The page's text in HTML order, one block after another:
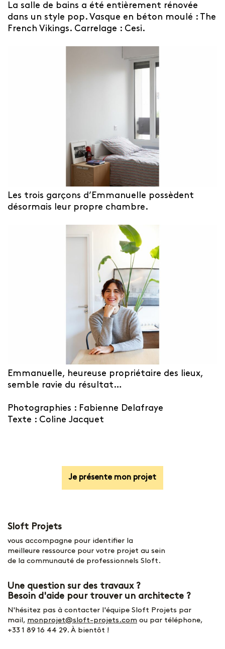
La salle de bains a été entièrement rénovée
dans un style pop. Vasque en béton moulé : The
French Vikings. Carrelage : Cesi.
Les trois garçons d’Emmanuelle possèdent
désormais leur propre chambre.
Emmanuelle, heureuse propriétaire des lieux,
semble ravie du résultat…
Photographies : Fabienne Delafraye
Texte : Coline Jacquet
Je présente mon projet
Sloft Projets
vous accompagne pour identifier la
meilleure ressource pour votre projet au sein
de la communauté de professionnels Sloft.
Une question sur des travaux ?
Besoin d'aide pour trouver un architecte ?
N'hésitez pas à contacter l'équipe Sloft Projets par
mail, monprojet@sloft-projets.com ou par téléphone,
+33 1 89 16 44 29. À bientôt !